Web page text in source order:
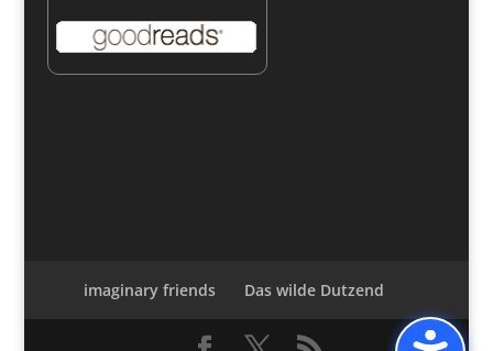
imaginary friends Das wilde Dutzend